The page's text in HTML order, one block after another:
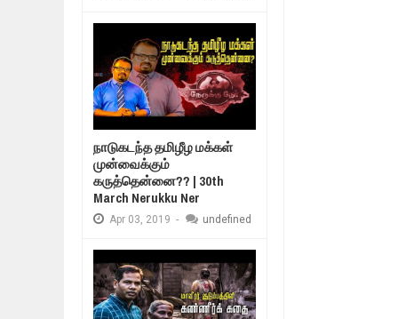
நாடுகடந்த தமிழீழ மக்கள்
முன்வைக்கும்
கருத்தென்னை?? | 30th
March Nerukku Ner
Apr 03, 2019 - undefined